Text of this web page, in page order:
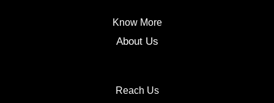
Know More
About Us
Reach Us